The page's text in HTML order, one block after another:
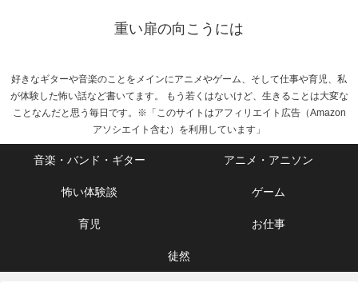
重い扉の向こうには
好きなギターや音楽のことをメインにアニメやゲーム、そして仕事や育児、私
が体験した怖い話など書いてます。 もう若くはないけど、生きることは大変な
ことなんだと思う毎日です。※「このサイトはアフィリエイト広告（Amazon
アソシエイト含む）を利用しています」
音楽・バンド・ギター アニメ・アニソン
怖い体験談 ゲーム
育児 お仕事
徒然